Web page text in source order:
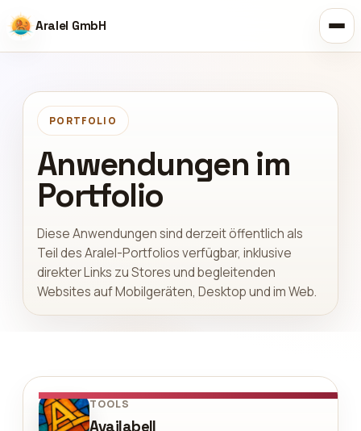
Aralel GmbH
PORTFOLIO
Anwendungen im
Portfolio
Diese Anwendungen sind derzeit öffentlich als
Teil des Aralel-Portfolios verfügbar, inklusive
direkter Links zu Stores und begleitenden
Websites auf Mobilgeräten, Desktop und im Web.
TOOLS
Availabell